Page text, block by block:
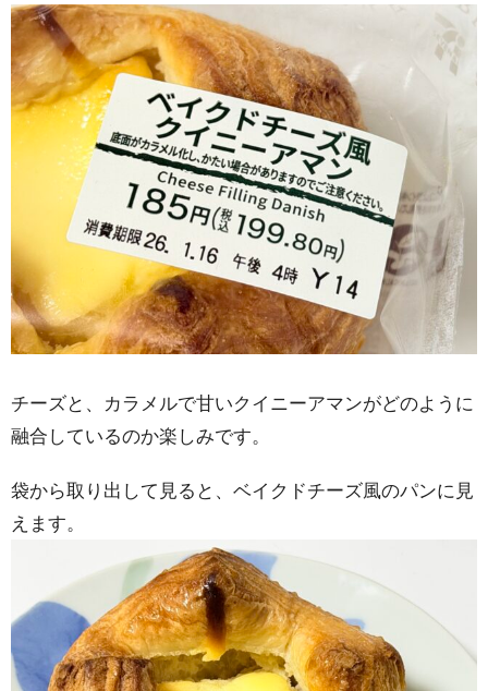
チーズと、カラメルで甘いクイニーアマンがどのように
融合しているのか楽しみです。
袋から取り出して見ると、ベイクドチーズ風のパンに見
えます。